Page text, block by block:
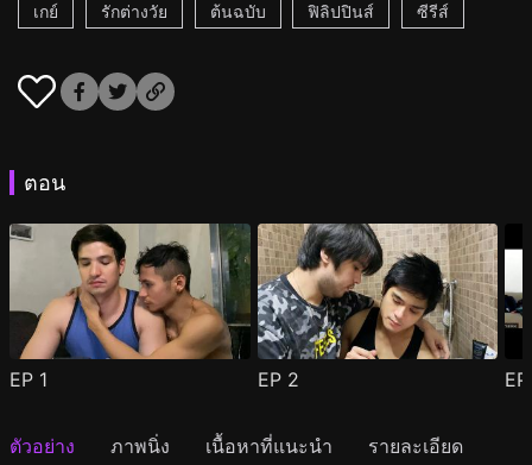
เกย์
รักต่างวัย ต้นฉบับ ฟิลิปปินส์ ซีรีส์
ตอน
EP 1 EP 2
ตัวอย่าง ภาพนิ่ง เนื้อหาที่แนะนำ รายละเอียด